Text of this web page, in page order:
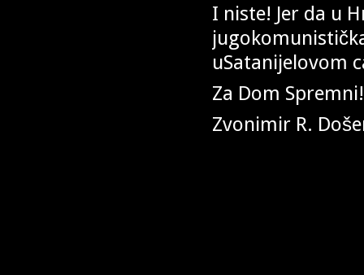
I niste! Jer da u
uSatanijelovom
Za Dom Spremni!
Zvonimir R.